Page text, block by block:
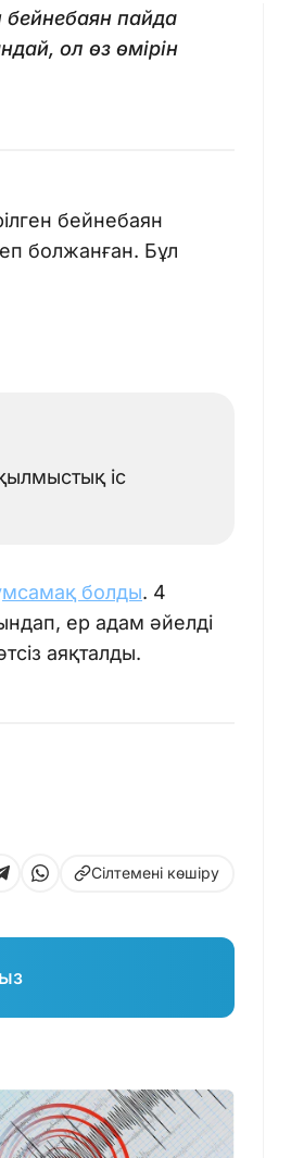
бейнебаян пайда
ол өз өмірін
бейнебаян
болжанған. Бұл
іс
болды. 4
ер адам әйелді
аяқталды.
Сілтемені көшіру